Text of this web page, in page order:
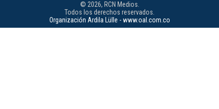
© 2026, RCN Medios.
Todos los derechos reservados.
Organización Ardila Lülle - www.oal.com.co